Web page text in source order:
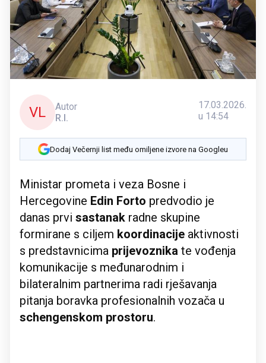
VL
Autor
R.I.
17.03.2026.
u 14:54
Dodaj Večernji list među omiljene izvore na Googleu
Ministar prometa i veza Bosne i
Hercegovine Edin Forto predvodio je
danas prvi sastanak radne skupine
formirane s ciljem koordinacije aktivnosti
s predstavnicima prijevoznika te vođenja
komunikacije s međunarodnim i
bilateralnim partnerima radi rješavanja
pitanja boravka profesionalnih vozača u
schengenskom prostoru.